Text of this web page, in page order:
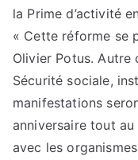
la Prime d’activité
« Cette réforme se
Olivier Potus. Autre
Sécurité sociale,
manifestations
anniversaire tout au
avec les